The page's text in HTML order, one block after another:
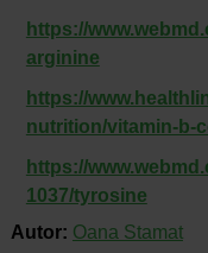
https://
arginine
https://
nutrition/vitamin-b-
https://
1037/tyrosine
Autor: Oana Stamat